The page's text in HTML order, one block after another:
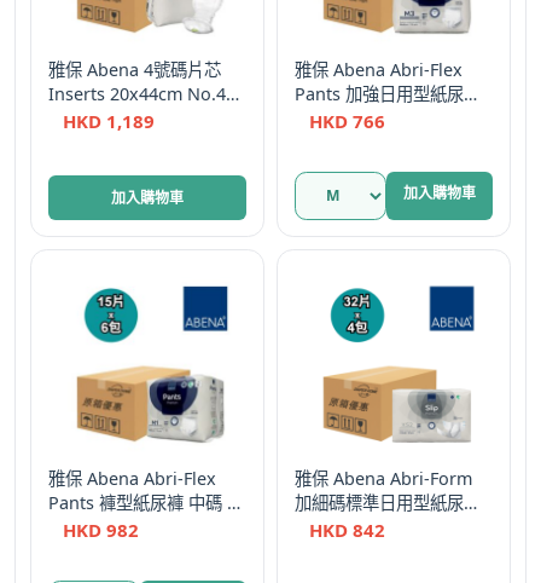
雅保 Abena 4號碼片芯
Inserts 20x44cm No.4
30片
HKD1,189
加入購物車
雅保 Abena Abri-Flex
Pants 加強日用型紙尿褲
M1 Plus M3 Extra 中碼
HKD766
加入購物車
雅保 Abena Abri-Flex
Pants 褲型紙尿褲 中碼 日
用型 M1/Plus 15片
HKD982
雅保 Abena Abri-Form
加細碼標準日用型紙尿片
XS1/Plus
HKD842